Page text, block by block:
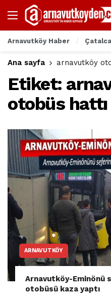
Arnavutköy Haber Çatalca
Ana sayfa arnavutköy
Etiket:
otobüs hattı
ARNAVUTKÖY
Arnavutköy-Eminönü
otobüsü kaza yaptı